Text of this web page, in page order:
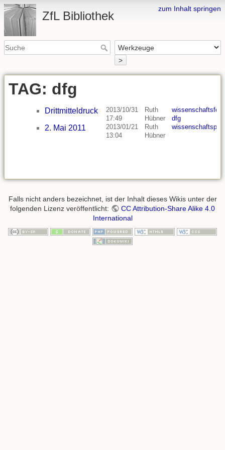
zum Inhalt springen
ZfL Bibliothek
>
TAG: dfg
Drittmitteldruck
2013/10/31
17:49
Ruth
Hübner
dfg
2. Mai 2011
2013/01/21
13:04
Ruth
Hübner
Falls nicht anders bezeichnet, ist der Inhalt dieses Wikis unter der
folgenden Lizenz veröffentlicht:
CC Attribution-Share Alike 4.0
International